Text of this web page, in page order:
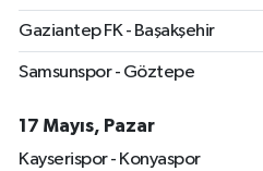
Gaziantep FK - Başakşehir
Samsunspor - Göztepe
17 Mayıs, Pazar
Kayserispor - Konyaspor